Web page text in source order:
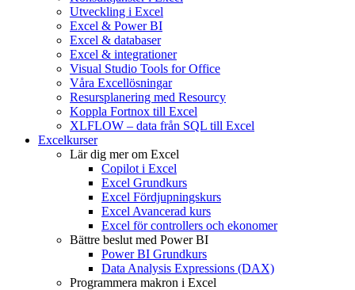
Utveckling i Excel
Excel & Power BI
Excel & databaser
Excel & integrationer
Visual Studio Tools for Office
Våra Excellösningar
Resursplanering med Resourcy
Koppla Fortnox till Excel
XLFLOW – data från SQL till Excel
Excelkurser
Lär dig mer om Excel
Copilot i Excel
Excel Grundkurs
Excel Fördjupningskurs
Excel Avancerad kurs
Excel för controllers och ekonomer
Bättre beslut med Power BI
Power BI Grundkurs
Data Analysis Expressions (DAX)
Programmera makron i Excel